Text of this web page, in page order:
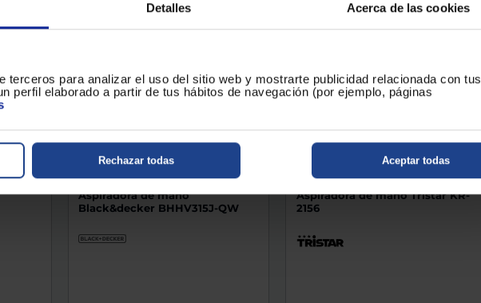
Detalles Acerca de las cookies
terceros para analizar el uso del sitio web y mostrarte publicidad relacionada con tus
perfil elaborado a partir de tus hábitos de navegación (por ejemplo, páginas
Rechazar todas Aceptar todas
Aspiradora de mano
Black&decker BHHV315J-QW
Aspiradora de mano Tristar KR-
2156